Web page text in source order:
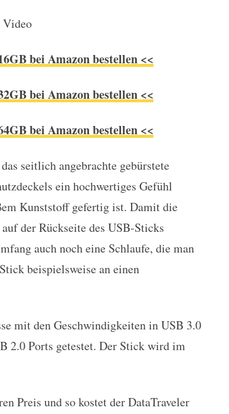
Video
bei Amazon bestellen <<
bei Amazon bestellen <<
bei Amazon bestellen <<
seitlich angebrachte gebürstete
ein hochwertiges Gefühl
Kunststoff gefertig ist. Damit die
der Rückseite des USB-Sticks
auch noch eine Schlaufe, die man
beispielsweise an einen
mit den Geschwindigkeiten in USB 3.0
2.0 Ports getestet. Der Stick wird im
Preis und so kostet der DataTraveler